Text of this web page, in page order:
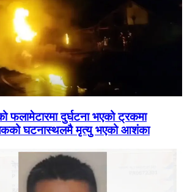
फलामेटारमा दुर्घटना भएको ट्रकमा
घटनास्थलमै मृत्यु भएको आशंका